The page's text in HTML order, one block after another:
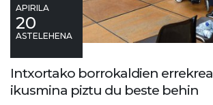
APIRILA
20
ASTELEHENA
Intxortako borrokaldien
ikusmina piztu du beste behin